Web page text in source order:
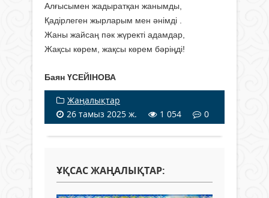
Алғысымен жадыратқан жанымды,
Қадірлеген жырларым мен әнімді .
Жаны жайсаң пәк жүректі адамдар,
Жақсы көрем, жақсы көрем бәріңді!
Баян ҮСЕЙІНОВА
Жаңалықтар
26 тамыз 2025 ж.
1 054 0
ҰҚСАС ЖАҢАЛЫҚТАР: